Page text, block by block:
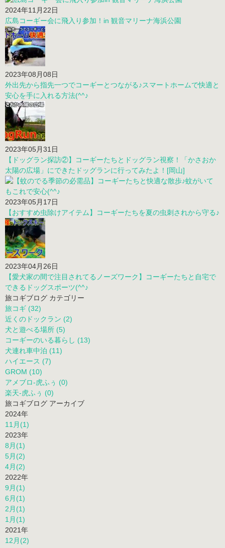
2024年11月22日
広島コーギー会に飛入り参加！in 観音マリーナ海浜公園
2023年08月08日
外出先から指先一つでコーギーとつながる♪スマートホームで快適と
安心を手に入れる方法(^^♪
2023年05月31日
【ドッグラン探訪②】コーギーたちとドッグラン視察！「かさおか
太陽の広場」にできたドッグランに行ってみたよ！[岡山]
2023年05月17日
【おすすめ虫除けアイテム】コーギーたちを夏の虫刺されから守る♪
2023年04月26日
【愛犬家の間で注目されてるノーズワーク】コーギーたちと自宅で
できるドッグスポーツ(^^♪
旅コギブログ カテゴリー
旅コギ (32)
近くのドックラン (2)
犬と遊べる場所 (5)
コーギーのいる暮らし (13)
犬連れ車中泊 (11)
ハイエース (7)
GROM (10)
アメブロ-虎ふぅ (0)
楽天-虎ふぅ (0)
旅コギブログ アーカイブ
2024年
11月(1)
2023年
8月(1)
5月(2)
4月(2)
2022年
9月(1)
6月(1)
2月(1)
1月(1)
2021年
12月(2)